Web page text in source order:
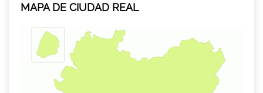
MAPA DE CIUDAD REAL